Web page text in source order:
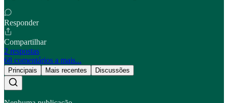
Responder
Compartilhar
2 respostas
68 comentários a mais...
Principais Mais recentes Discussões